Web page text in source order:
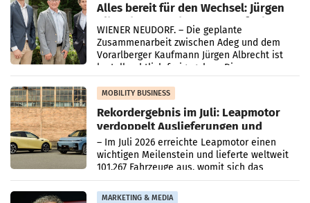
Alles bereit für den Wechsel: Jürgen
Albrecht setzt ab 1.1.2027 auf Adeg
WIENER NEUDORF. – Die geplante
Zusammenarbeit zwischen Adeg und dem
Vorarlberger Kaufmann Jürgen Albrecht ist
kartellrechtlich freigegeben: Die
Bundeswettbewerbsbehörde und der
Bundeskartellanwalt
MOBILITY BUSINESS
Rekordergebnis im Juli: Leapmotor
verdoppelt Auslieferungen und
überschreitet die 100.000er-Marke
– Im Juli 2026 erreichte Leapmotor einen
wichtigen Meilenstein und lieferte weltweit
101.267 Fahrzeuge aus, womit sich das
Ergebnis gegenüber Juli 2025 mehr als
verdoppelte (+102
MARKETING & MEDIA